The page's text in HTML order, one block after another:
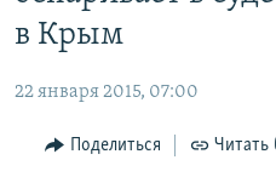
главной
Вернутся
поиску
КАРТА ВОЕННЫХ ОБЪЕКТОВ
ИСТОРИЯ
ИНТЕРАКТИВ
ИНФОГРАФИКА
РАДІО СВОБОДА
КАК ОБОЙТИ
в Крым
22 января 2015, 07:00
Поделиться Читать